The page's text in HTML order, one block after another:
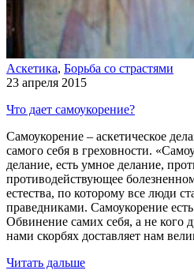
Аскетика, Борьба со страстями
23 апреля 2015
Что дает самоукорение?
Самоукорение – аскетическое
самого себя в греховности.
делание, есть умное делание,
противодействующее
естества, по которому все люди
праведниками. Самоукорение
Обвинение самих себя, а не кого
нами скорбях доставляет нам
Читать дальше